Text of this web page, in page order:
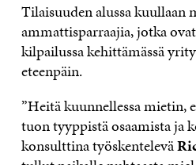
Tilaisuuden alussa kuullaan
ammattisparraajia, jotka
kilpailussa kehittämässä
eteenpäin.
”Heitä kuunnellessa mietin,
tuon tyyppistä osaamista ja
konsulttina työskentelevä